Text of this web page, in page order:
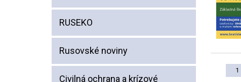
RUSEKO
Rusovské noviny
Civilná ochrana a krízové
1